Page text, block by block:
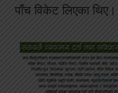
पाँच विकेट लिएका थिए।